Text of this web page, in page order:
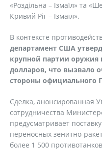
«Роздільна – Ізмаїл» та
Кривий Ріг – Ізмаїл».
В контексте
департамент США
крупной партии
долларов, что вызвало
стороны официального
Сделка, анонсированная
сотрудничества
предусматривает
переносных зенитно-
более 1 500